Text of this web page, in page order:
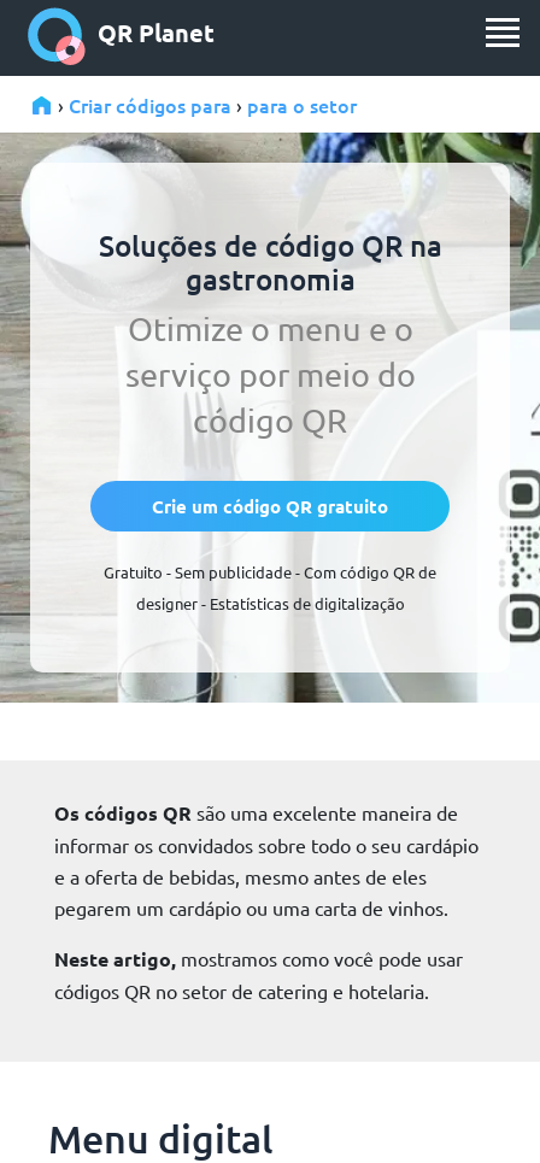
QR Planet
› Criar códigos para › para o setor
Soluções de código QR na
gastronomia
Otimize o menu e o
serviço por meio do
código QR
Crie um código QR gratuito
Gratuito - Sem publicidade - Com código QR de
designer - Estatísticas de digitalização
Os códigos QR são uma excelente maneira de
informar os convidados sobre todo o seu cardápio
e a oferta de bebidas, mesmo antes de eles
pegarem um cardápio ou uma carta de vinhos.
Neste artigo, mostramos como você pode usar
códigos QR no setor de catering e hotelaria.
Menu digital